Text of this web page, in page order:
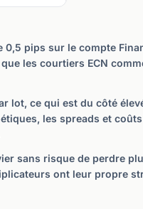
pips sur le compte
les courtiers ECN
lot, ce qui est du côté
les spreads et
sans risque de perdre
ont leur propre